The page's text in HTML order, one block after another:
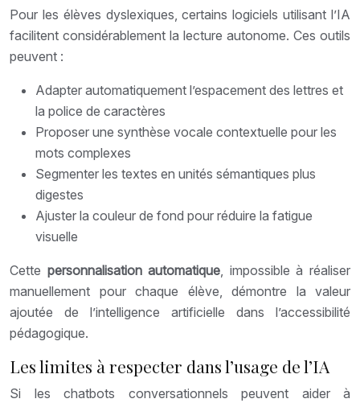
Pour les élèves dyslexiques, certains logiciels utilisant l’IA
facilitent considérablement la lecture autonome. Ces outils
peuvent :
Adapter automatiquement l’espacement des lettres et
la police de caractères
Proposer une synthèse vocale contextuelle pour les
mots complexes
Segmenter les textes en unités sémantiques plus
digestes
Ajuster la couleur de fond pour réduire la fatigue
visuelle
Cette personnalisation automatique, impossible à réaliser
manuellement pour chaque élève, démontre la valeur
ajoutée de l’intelligence artificielle dans l’accessibilité
pédagogique.
Les limites à respecter dans l’usage de l’IA
Si les chatbots conversationnels peuvent aider à